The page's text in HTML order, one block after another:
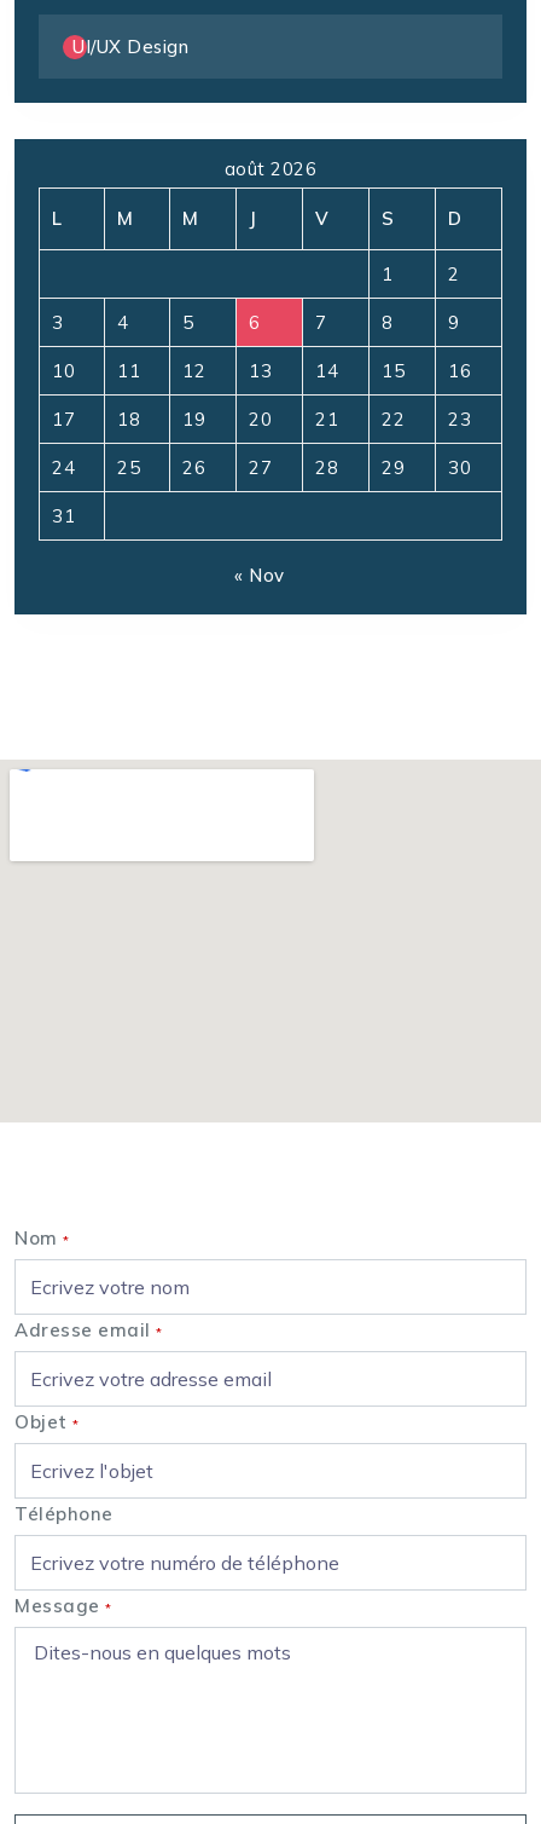
UI/UX Design
août 2026
L M M J V S D
1 2
3 4 5 6 7 8 9
10 11 12 13 14 15 16
17 18 19 20 21 22 23
24 25 26 27 28 29 30
31
« Nov
Nom *
Adresse email *
Objet *
Téléphone
Message *